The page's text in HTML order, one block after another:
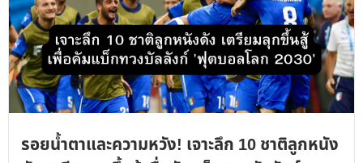
รอยน้ำตาและความหวัง! เจาะลึก 10 ชาติลูกหนัง